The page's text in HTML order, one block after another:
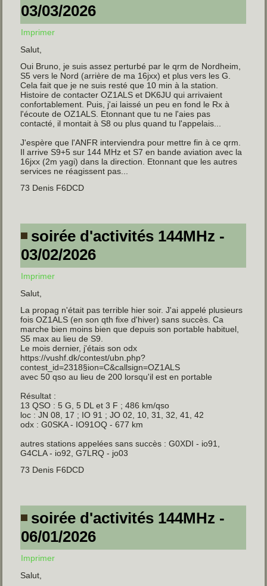
03/03/2026
Imprimer
Salut,
Oui Bruno, je suis assez perturbé par le qrm de Nordheim,
S5 vers le Nord (arrière de ma 16jxx) et plus vers les G.
Cela fait que je ne suis resté que 10 min à la station.
Histoire de contacter OZ1ALS et DK6JU qui arrivaient
confortablement. Puis, j'ai laissé un peu en fond le Rx à
l'écoute de OZ1ALS. Etonnant que tu ne l'aies pas
contacté, il montait à S8 ou plus quand tu l'appelais...
J'espère que l'ANFR interviendra pour mettre fin à ce qrm.
Il arrive S9+5 sur 144 MHz et S7 en bande aviation avec la
16jxx (2m yagi) dans la direction. Etonnant que les autres
services ne réagissent pas...
73 Denis F6DCD
soirée d'activités 144MHz -
03/02/2026
Imprimer
Salut,
La propag n'était pas terrible hier soir. J'ai appelé plusieurs
fois OZ1ALS (en son qth fixe d'hiver) sans succès. Ca
marche bien moins bien que depuis son portable habituel,
S5 max au lieu de S9.
Le mois dernier, j'étais son odx
https://vushf.dk/contest/ubn.php?
contest_id=2318§ion=C&callsign=OZ1ALS
avec 50 qso au lieu de 200 lorsqu'il est en portable
Résultat :
13 QSO : 5 G, 5 DL et 3 F ; 486 km/qso
loc : JN 08, 17 ; IO 91 ; JO 02, 10, 31, 32, 41, 42
odx : G0SKA - IO91OQ - 677 km
autres stations appelées sans succès : G0XDI - io91,
G4CLA - io92, G7LRQ - jo03
73 Denis F6DCD
soirée d'activités 144MHz -
06/01/2026
Imprimer
Salut,